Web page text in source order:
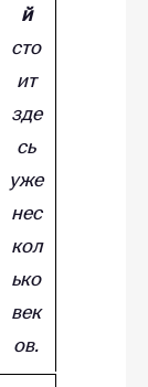
й
сто
ит
зде
сь
уже
нес
кол
ько
век
ов.